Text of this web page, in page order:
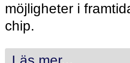
möjligheter i
chip.